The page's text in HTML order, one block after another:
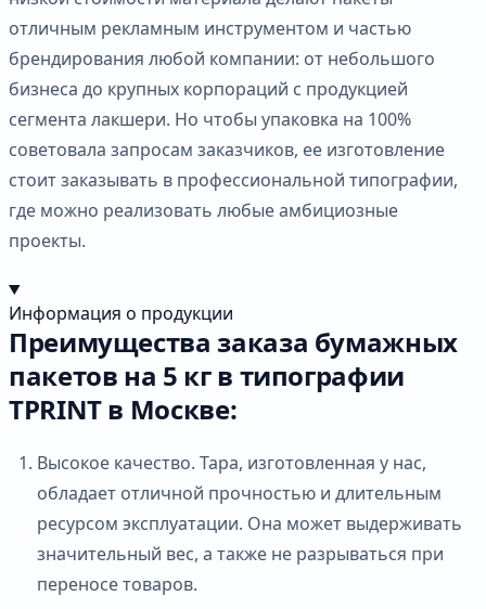
отличным рекламным инструментом и частью
брендирования любой компании: от небольшого
бизнеса до крупных корпораций с продукцией
сегмента лакшери. Но чтобы упаковка на 100%
советовала запросам заказчиков, ее изготовление
стоит заказывать в профессиональной типографии,
где можно реализовать любые амбициозные
проекты.
Информация о продукции
Преимущества заказа бумажных
пакетов на 5 кг в типографии
TPRINT в Москве:
Высокое качество. Тара, изготовленная у нас,
обладает отличной прочностью и длительным
ресурсом эксплуатации. Она может выдерживать
значительный вес, а также не разрываться при
переносе товаров.